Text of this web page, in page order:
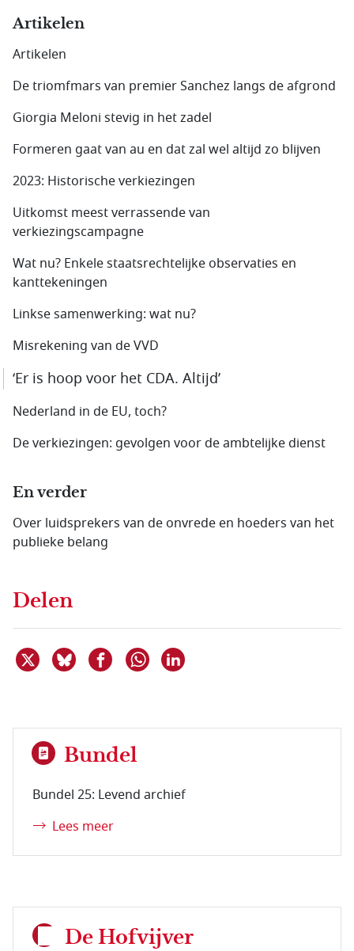
Artikelen
Artikelen
De triomfmars van premier Sanchez langs de afgrond
Giorgia Meloni stevig in het zadel
Formeren gaat van au en dat zal wel altijd zo blijven
2023: Historische verkiezingen
Uitkomst meest verrassende van
verkiezingscampagne
Wat nu? Enkele staatsrechtelijke observaties en
kanttekeningen
Linkse samenwerking: wat nu?
Misrekening van de VVD
‘Er is hoop voor het CDA. Altijd’
Nederland in de EU, toch?
De verkiezingen: gevolgen voor de ambtelijke dienst
En verder
Over luidsprekers van de onvrede en hoeders van het
publieke belang
Delen
Deel dit item op X
Deel dit item op Bluesky
Deel dit item op Facebook
Delen via WhatsApp
Bundel
Bundel 25: Levend archief
Lees meer
De Hofvijver